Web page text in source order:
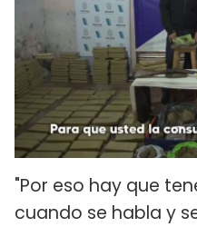
"Por eso hay que
cuando se habla y